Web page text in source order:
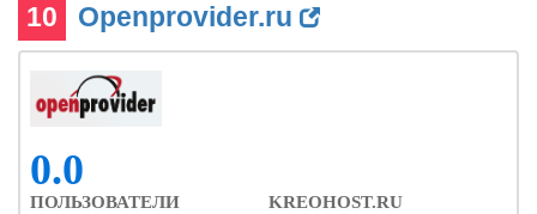
10 Openprovider.ru
0.0
ПОЛЬЗОВАТЕЛИ KREOHOST.RU